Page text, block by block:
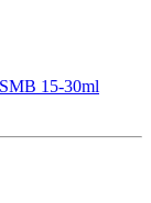
15-30ml